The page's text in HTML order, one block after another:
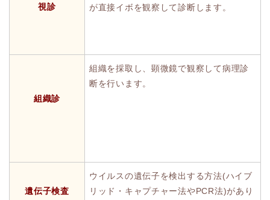
視診
が直接イボを観察して診断します。
組織診
組織を採取し、顕微鏡で観察して病理診
断を行います。
遺伝子検査
ウイルスの遺伝子を検出する方法(ハイブ
リッド・キャプチャー法やPCR法)があり